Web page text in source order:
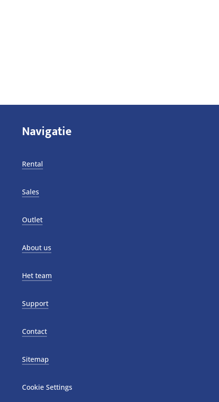
Navigatie
Rental
Sales
Outlet
About us
Het team
Support
Contact
Sitemap
Cookie Settings